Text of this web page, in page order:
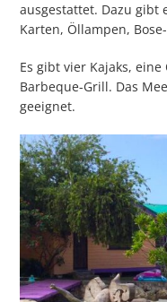
ausgestattet. Dazu gibt
Karten, Öllampen,
Es gibt vier Kajaks,
Barbeque-Grill. Das
geeignet.